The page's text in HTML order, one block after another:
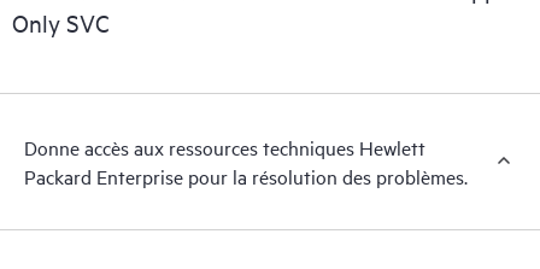
Only SVC
Donne accès aux ressources techniques Hewlett
Packard Enterprise pour la résolution des problèmes.